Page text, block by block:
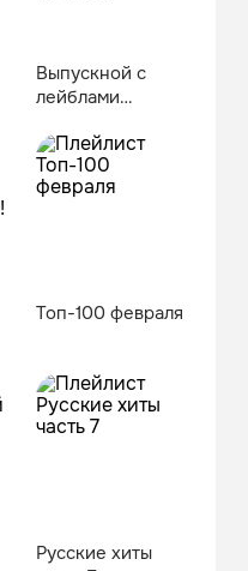
Выпускной с
лейблами
It Music!
Топ-100 февраля
Русские хиты